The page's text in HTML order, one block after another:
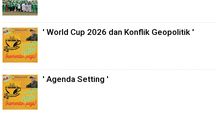
' World Cup 2026 dan Konflik Geopolitik '
' Agenda Setting '